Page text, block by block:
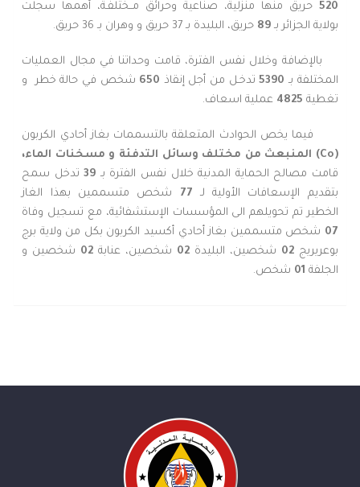
520 حريق منها منزلية، صناعية وحرائق مــختلفـة، أهمها سجلت
بولاية الجزائر بـ89 حريق، البليدة بـ 37 حريق و وهران بـ 36 حريق.
بالإضافة وخلال نفس الفترة، قامت وحداتنا في مجال العمليات
المختلفة بـ 5390 تدخـل من أجل إنقاذ 650 شخص في حالة خطر
و
تغطية 4825 عملية اسعاف.
فيما يخص الحوادث المتعلقة بالتسممات بغاز أحادي الكربون
(
Co) المنبعث من مختلف وسائل التدفئة و مسخنات الماء،
قامت مصالح الحماية المدنية خلال نفس الفترة بـ 39تدخل سمح
بتقديم الإسعافات الأولية لـ 77
شخص متسممين بهذا الغاز
الخطير تم تحويلهم الى المؤسسات الإستشفائية، مع تسجيل وفاة
07 شخص متسممين بغاز أحادي أكسيد الكربون بكل من ولاية برج
بوعريريج02 شخصين، البليدة 02 شخصين، عنابة 02 شخصين و
الجلفة 01 شخص.